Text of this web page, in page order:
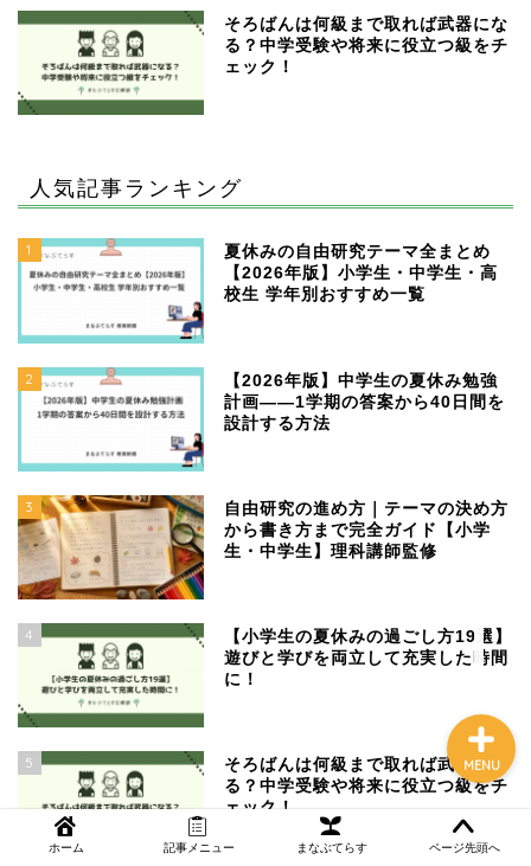
そろばんは何級まで取れば武器にな
る？中学受験や将来に役立つ級をチ
ェック！
人気記事ランキング
1
夏休みの自由研究テーマ全まとめ
【2026年版】小学生・中学生・高
校生 学年別おすすめ一覧
2
【2026年版】中学生の夏休み勉強
計画——1学期の答案から40日間を
設計する方法
3
自由研究の進め方｜テーマの決め方
から書き方まで完全ガイド【小学
生・中学生】理科講師監修
4
【小学生の夏休みの過ごし方19選】
遊びと学びを両立して充実した時間
に！
5
そろばんは何級まで取れば武器にな
る？中学受験や将来に役立つ級をチ
ェック！
ホーム 記事メニュー まなぶてらす ページ先頭へ
MENU
まなぶてらす活用法
教育コラム
講師ブログ